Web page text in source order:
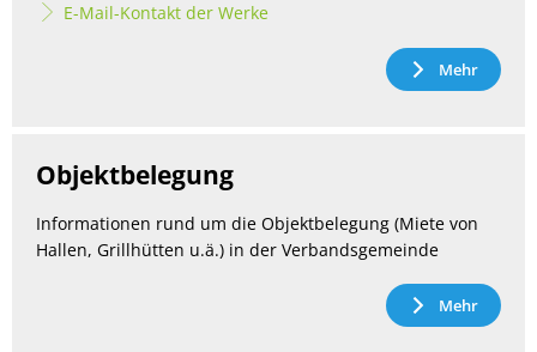
E-Mail-Kontakt der Werke
Mehr
Objektbelegung
Informationen rund um die Objektbelegung (Miete von
Hallen, Grillhütten u.ä.) in der Verbandsgemeinde
Mehr